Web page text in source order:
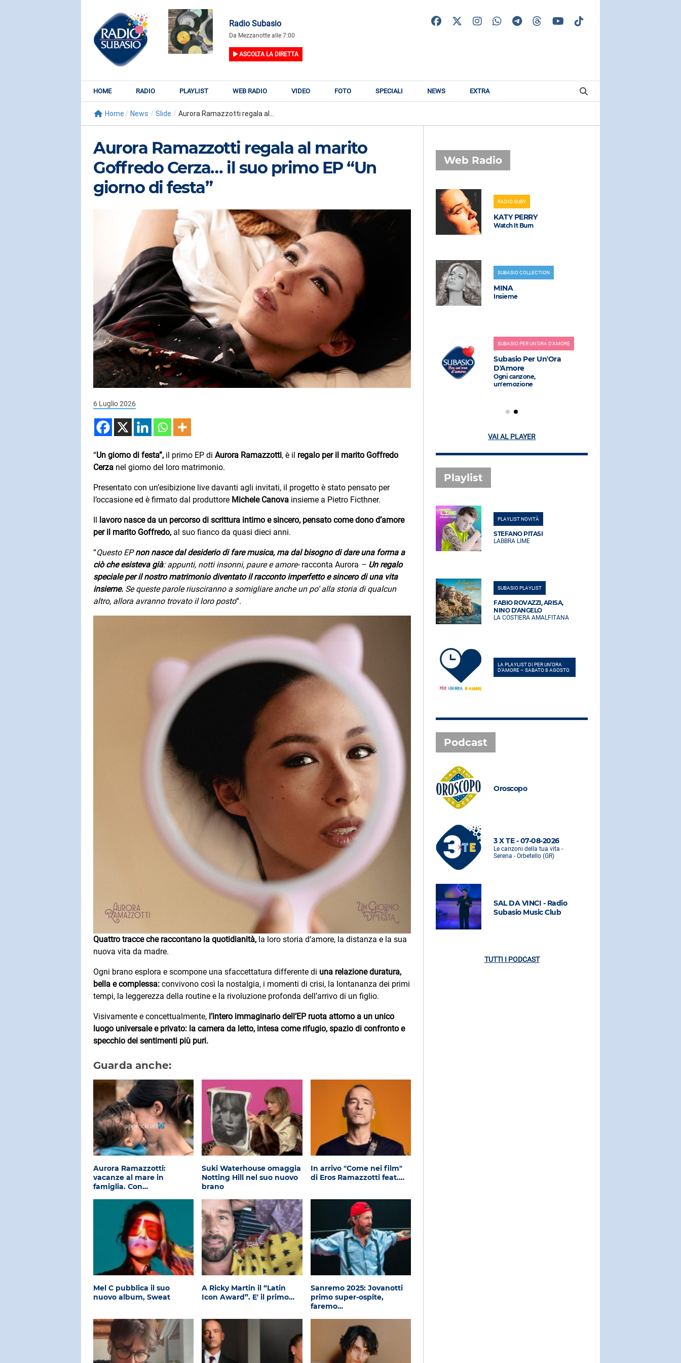
Radio Subasio
Da Mezzanotte alle 7:00
ASCOLTA LA DIRETTA
HOME RADIO PLAYLIST WEB RADIO VIDEO FOTO SPECIALI NEWS EXTRA
Home / News / Slide / Aurora Ramazzotti regala al...
Aurora Ramazzotti regala al marito
Goffredo Cerza… il suo primo EP “Un
giorno di festa”
6 Luglio 2026
“Un giorno di festa”, il primo EP di Aurora Ramazzotti, è il regalo per il marito Goffredo
Cerza nel giorno del loro matrimonio.
Presentato con un’esibizione live davanti agli invitati, il progetto è stato pensato per
l’occasione ed è firmato dal produttore Michele Canova insieme a Pietro Ficthner.
lavoro nasce da un percorso di scrittura intimo e sincero, pensato come dono d’amore
per il marito Goffredo, al suo fianco da quasi dieci anni.
“Questo EPnon nasce dal desiderio di fare musica, ma dal bisogno di dare una forma a
ciò che esisteva già: appunti, notti insonni, paure e amore-racconta Aurora – Un regalo
speciale per il nostro matrimonio diventato il racconto imperfetto e sincero di una vita
insieme. Se queste parole riusciranno a somigliare anche un po’ alla storia di qualcun
altro, allora avranno trovato il loro posto“.
Quattro tracce che raccontano la quotidianità, la loro storia d’amore, la distanza e la sua
nuova vita da madre.
Ogni brano esplora e scompone una sfaccettatura differente di una relazione duratura,
bella e complessa: convivono così la nostalgia, i momenti di crisi, la lontananza dei primi
tempi, la leggerezza della routine e la rivoluzione profonda dell’arrivo di un figlio.
Visivamente e concettualmente, l’intero immaginario dell’EP ruota attorno a un unico
luogo universale e privato: la camera da letto, intesa come rifugio, spazio di confronto e
specchio dei sentimenti più puri.
Guarda anche:
Aurora Ramazzotti:
vacanze al mare in
famiglia. Con…
Suki Waterhouse omaggia
Notting Hill nel suo nuovo
brano
In arrivo "Come nei film"
di Eros Ramazzotti feat.…
Mel C pubblica il suo
nuovo album, Sweat
A Ricky Martin il “Latin
Icon Award”. E' il primo…
Sanremo 2025: Jovanotti
primo super-ospite,
faremo…
Web Radio
KATY PERRY
Watch It Burn
SUBASIO COLLECTION
MINA
Insieme
SUBASIO PER UN'ORA D'AMORE
Subasio Per Un'Ora
D'Amore
Ogni canzone,
un'emozione
LADY GAGA
Alejandro
PET SHOP BOYS
West End Girls
RADIO SUBASIO DISCO CLUB
Don't Cry Tonight
RADIO SUBY
KATY PERRY
Watch It Burn
SUBASIO COLLECTION
MINA
Insieme
SUBASIO PER UN'ORA D'AMORE
Subasio Per Un'Ora
D'Amore
Ogni canzone,
un'emozione
VAI AL PLAYER
Playlist
PLAYLIST NOVITÀ
SUBASIO PLAYLIST
LA COSTIERA AMALFITANA
PLAYLIST NOVITÀ
STEFANO PITASI
LABBRA LIME
SUBASIO PLAYLIST
FABIO ROVAZZI, ARISA,
NINO D'ANGELO
LA COSTIERA AMALFITANA
LA PLAYLIST DI PER UN’ORA
D’AMORE – SABATO 8 AGOSTO
Podcast
Oroscopo
3 X TE - 07-08-2026
Le canzoni della tua vita -
Serena - Orbetello (GR)
SAL DA VINCI - Radio
Subasio Music Club
Oroscopo
3 X TE - 07-08-2026
Le canzoni della tua vita -
Serena - Orbetello (GR)
SAL DA VINCI - Radio
Subasio Music Club
TUTTI I PODCAST